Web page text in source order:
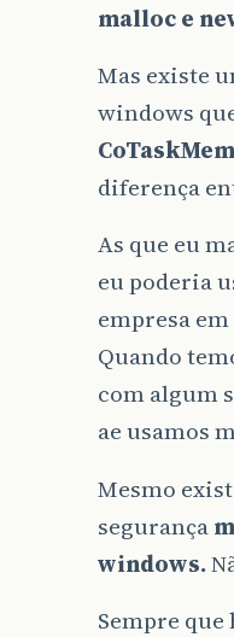
malloc e
Mas existe
windows
diferença
As que eu
eu poderia
empresa
Quando
com algum
ae usamos
Mesmo
segurança
windows.
Sempre